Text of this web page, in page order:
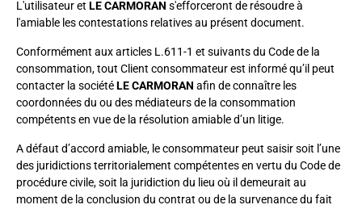
L'utilisateur et LE CARMORAN s'efforceront de résoudre à
l'amiable les contestations relatives au présent document.
Conformément aux articles L.611-1 et suivants du Code de la
consommation, tout Client consommateur est informé qu’il peut
contacter la sociétéLE CARMORAN afin de connaître les
coordonnées du ou des médiateurs de la consommation
compétents en vue de la résolution amiable d’un litige.
A défaut d’accord amiable, le consommateur peut saisir soit l’une
des juridictions territorialement compétentes en vertu du Code de
procédure civile, soit la juridiction du lieu où il demeurait au
moment de la conclusion du contrat ou de la survenance du fait